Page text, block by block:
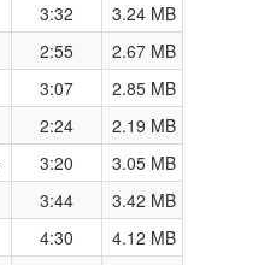
3:32
3.24 MB
2:55
2.67 MB
3:07
2.85 MB
2:24
2.19 MB
3:20
3.05 MB
3:44
3.42 MB
4:30
4.12 MB